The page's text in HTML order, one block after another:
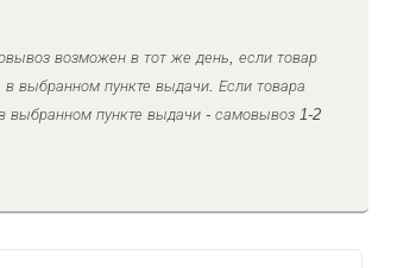
возможен в тот же день, если товар
в выбранном пункте выдачи. Если товара
выбранном пункте выдачи - самовывоз 1-2